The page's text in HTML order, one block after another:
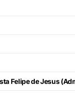
Felipe de Jesus